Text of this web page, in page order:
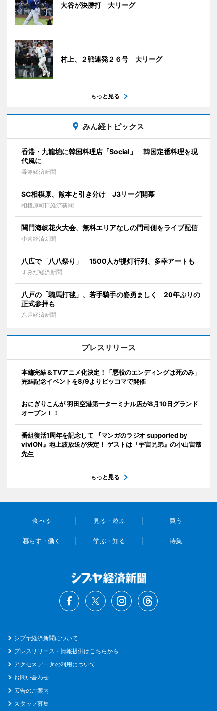
大谷が決勝打 大リーグ
村上、２戦連発２６号 大リーグ
もっと見る
みん経トピックス
香港・九龍塘に韓国料理店「Social」 韓国定番料理を現
代風に
香港経済新聞
SC相模原、熊本と引き分け J3リーグ開幕
相模原町田経済新聞
関門海峡花火大会、無料エリアなしの門司側をライブ配信
小倉経済新聞
八広で「八八祭り」 1500人が提灯行列、多幸アートも
すみだ経済新聞
八戸の「騎馬打毬」、若手騎手の姿勇ましく 20年ぶりの
正式参拝も
八戸経済新聞
プレスリリース
本編完結＆TVアニメ化決定！「悪役のエンディングは死のみ」
完結記念イベントを8/9よりピッコマで開催
おにぎりこんが 羽田空港第一ターミナル店が8月10日グランド
オープン！！
番組復活1周年を記念して 『マンガのラジオ supported by
viviON』地上波放送が決定！ ゲストは『宇宙兄弟』の小山宙哉
先生
もっと見る
食べる 見る・遊ぶ 買う
暮らす・働く 学ぶ・知る 特集
シブヤ経済新聞について
プレスリリース・情報提供はこちらから
アクセスデータの利用について
お問い合わせ
広告のご案内
スタッフ募集